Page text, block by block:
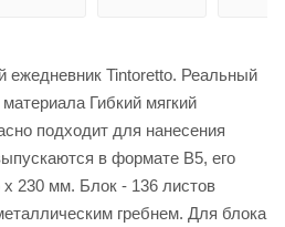
ежедневник Tintoretto. Реальный
Гибкий мягкий
подходит для нанесения
в формате В5, его
230 мм. Блок - 136 листов
гребнем. Для блока